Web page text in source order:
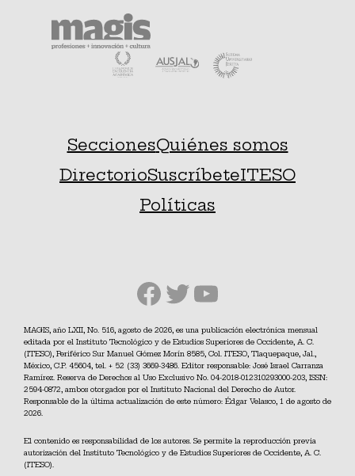
SeccionesQuiénes somos
DirectorioSuscríbeteITESO
Políticas
Facebook
Twitter
YouTube
MAGIS, año LXII, No. 516, agosto de 2026, es una publicación electrónica mensual
editada por el Instituto Tecnológico y de Estudios Superiores de Occidente, A. C.
(ITESO), Periférico Sur Manuel Gómez Morín 8585, Col. ITESO, Tlaquepaque, Jal.,
México, C.P. 45604, tel. + 52 (33) 3669-3486. Editor responsable: José Israel Carranza
Ramírez. Reserva de Derechos al Uso Exclusivo No. 04-2018-012310293000-203, ISSN:
2594-0872, ambos otorgados por el Instituto Nacional del Derecho de Autor.
Responsable de la última actualización de este número: Édgar Velasco, 1 de agosto de
2026.
El contenido es responsabilidad de los autores. Se permite la reproducción previa
autorización del Instituto Tecnológico y de Estudios Superiores de Occidente, A. C.
(ITESO).